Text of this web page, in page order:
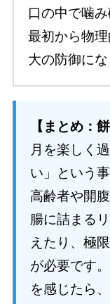
口の中で噛
最初から物
大の防御にな
【まとめ：
月を楽しく
い」という
高齢者や開
腸に詰まる
えたり、極
が必要です
を感じたら